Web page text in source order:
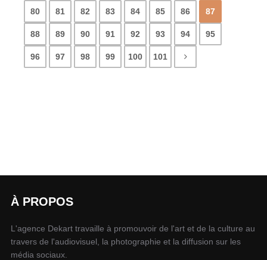
80 81 82 83 84 85 86 87
88 89 90 91 92 93 94 95
96 97 98 99 100 101
À PROPOS
L'agence Dekart travaille à promouvoir de l'art et de la culture au
travers de l'audiovisuel, la photographie et la diffusion sur les
média sociaux.